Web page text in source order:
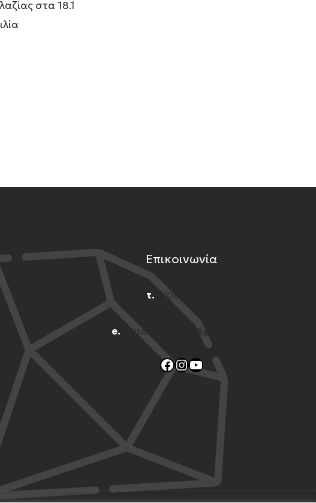
στα 18.1
Επικοινωνία
τ. 2106001444
e. n.titomichelakis@gmail.com
Facebook
Instagram
YouTube